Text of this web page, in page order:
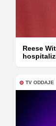
Reese
TV ODDAJE